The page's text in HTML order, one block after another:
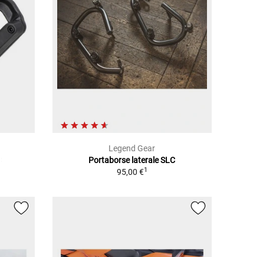
Legend Gear
Portaborse laterale SLC
95,00 €1